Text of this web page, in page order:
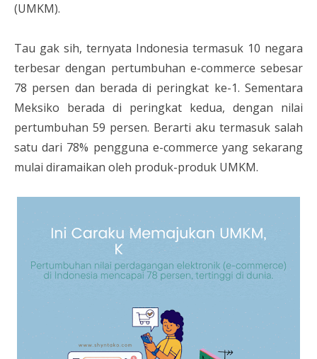
(UMKM).
Tau gak sih, ternyata Indonesia termasuk 10 negara
terbesar dengan pertumbuhan e-commerce sebesar
78 persen dan berada di peringkat ke-1. Sementara
Meksiko berada di peringkat kedua, dengan nilai
pertumbuhan 59 persen. Berarti aku termasuk salah
satu dari 78% pengguna e-commerce yang sekarang
mulai diramaikan oleh produk-produk UMKM.